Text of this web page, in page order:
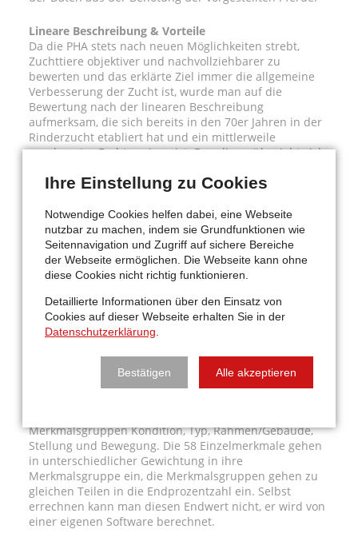
Lineare Beschreibung & Vorteile
Da die PHA stets nach neuen Möglichkeiten strebt,
Zuchttiere objektiver und nachvollziehbarer zu
bewerten und das erklärte Ziel immer die allgemeine
Verbesserung der Zucht ist, wurde man auf die
Bewertung nach der linearen Beschreibung
aufmerksam, die sich bereits in den 70er Jahren in der
Rinderzucht etabliert hat und ein mittlerweile
anerkannter Fachterminus ist. Das „linear“ bezieht sich
beschreibenden Merkmalsausprägung.
Die Lineare Beschreibung basiert auf den früher
üblichen Stichworten, die benutzt wurden, um die
Notenfindung begründen zu können. So beschreibt
man ein Pferd zum Beispiel mit „viel Knieaktion“ oder
„steile Schulter“ statt mit einer einfachen Wertnote.
„Warum“ einer Bewertung nicht nachvollziehen. Mit der
Beschreibung kann er hingegen Schlüsse auf seine
züchterische Arbeit ziehen und Anpaarungen
Merkmalsgruppen Kondition, Typ, Rahmen/Gebäude,
Stellung und Bewegung. Die 58 Einzelmerkmale gehen
in unterschiedlicher Gewichtung in ihre
Merkmalsgruppe ein, die Merkmalsgruppen gehen zu
gleichen Teilen in die Endprozentzahl ein. Selbst
errechnen kann man diesen Endwert nicht, er wird von
einer eigenen Software berechnet.
Ihre Einstellung zu Cookies
Notwendige Cookies helfen dabei, eine Webseite
nutzbar zu machen, indem sie Grundfunktionen wie
Seitennavigation und Zugriff auf sichere Bereiche
der Webseite ermöglichen. Die Webseite kann ohne
diese Cookies nicht richtig funktionieren.
Detaillierte Informationen über den Einsatz von
Cookies auf dieser Webseite erhalten Sie in der
Datenschutzerklärung.
Bestätigen Alle akzeptieren